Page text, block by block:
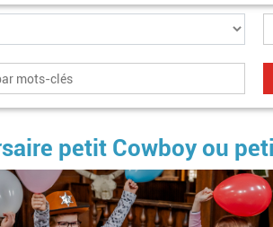
petit Cowboy ou